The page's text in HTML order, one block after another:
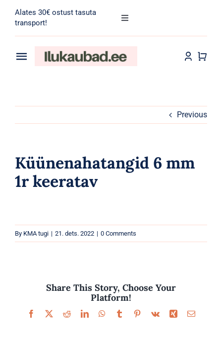
content
Alates 30€ ostust tasuta
transport!
Toggle
for:
Toggle
Meik
Parfüümid
Previous
Küünenahatangid 6 mm
1r keeratav
By KMA tugi | 21. dets. 2022 | 0 Comments
Share This Story, Choose Your
Platform!
Facebook
X RedditLinkedInWhatsApp
TumblrPinterest
Vk Xing Email